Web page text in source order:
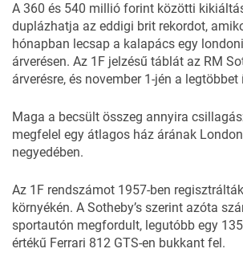
A 360 és 540 millió forint közötti
duplázhatja az eddigi brit rekordot,
hónapban lecsap a kalapács egy
árverésen. Az 1F jelzésű táblát az RM
árverésre, és november 1-jén a
Maga a becsült összeg annyira
megfelel egy átlagos ház árának
negyedében.
Az 1F rendszámot 1957-ben
környékén. A Sotheby’s szerint azóta
sportautón megfordult, legutóbb egy
értékű Ferrari 812 GTS-en bukkant fel.